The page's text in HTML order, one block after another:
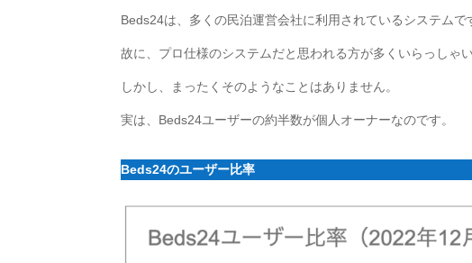
Beds24は、多くの民泊運営会社に利用されているシステムで
故に、プロ仕様のシステムだと思われる方が多くいらっしゃい
しかし、まったくそのようなことはありません。
実は、Beds24ユーザーの約半数が個人オーナーなのです。
Beds24のユーザー比率